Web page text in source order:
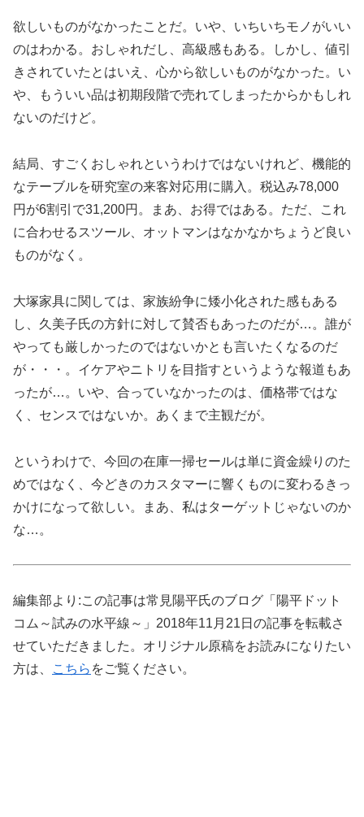
欲しいものがなかったことだ。いや、いちいちモノがいい
のはわかる。おしゃれだし、高級感もある。しかし、値引
きされていたとはいえ、心から欲しいものがなかった。い
や、もういい品は初期段階で売れてしまったからかもしれ
ないのだけど。
結局、すごくおしゃれというわけではないけれど、機能的
なテーブルを研究室の来客対応用に購入。税込み78,000
円が6割引で31,200円。まあ、お得ではある。ただ、これ
に合わせるスツール、オットマンはなかなかちょうど良い
ものがなく。
大塚家具に関しては、家族紛争に矮小化された感もある
し、久美子氏の方針に対して賛否もあったのだが…。誰が
やっても厳しかったのではないかとも言いたくなるのだ
が・・・。イケアやニトリを目指すというような報道もあ
ったが…。いや、合っていなかったのは、価格帯ではな
く、センスではないか。あくまで主観だが。
というわけで、今回の在庫一掃セールは単に資金繰りのた
めではなく、今どきのカスタマーに響くものに変わるきっ
かけになって欲しい。まあ、私はターゲットじゃないのか
な…。
編集部より:この記事は常見陽平氏のブログ「陽平ドット
コム～試みの水平線～」2018年11月21日の記事を転載さ
せていただきました。オリジナル原稿をお読みになりたい
方は、
こちら をご覧ください。